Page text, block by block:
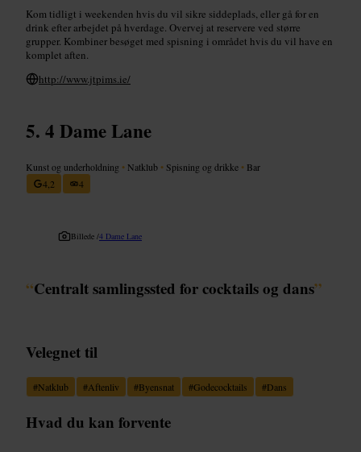
Kom tidligt i weekenden hvis du vil sikre siddeplads, eller gå for en
drink efter arbejdet på hverdage. Overvej at reservere ved større
grupper. Kombiner besøget med spisning i området hvis du vil have en
komplet aften.
http://www.jtpims.ie/
4 Dame Lane
Kunst og underholdning • Natklub • Spisning og drikke • Bar
4,2
4
Billede /4 Dame Lane
“Centralt samlingssted for cocktails og dans”
Velegnet til
#Natklub #Aftenliv #Byensnat #Godecocktails #Dans
Hvad du kan forvente